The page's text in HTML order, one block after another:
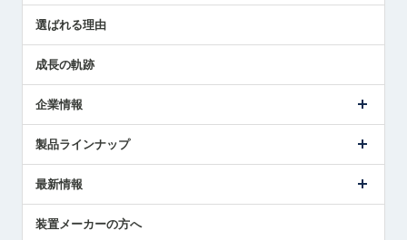
解決策提案
選ばれる理由
成長の軌跡
企業情報
ごあいさつ
受賞履歴
採用情報
製品ラインナップ
ツールセッタ製品
エアマイクロセンサ製品
最新情報
メトロールの技術
装置メーカーの方へ